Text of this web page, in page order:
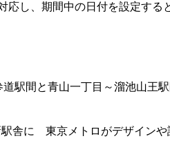
応し、期間中の日付を設定する
駅間と青山一丁目～溜池山王
駅舎に 東京メトロがデザイン